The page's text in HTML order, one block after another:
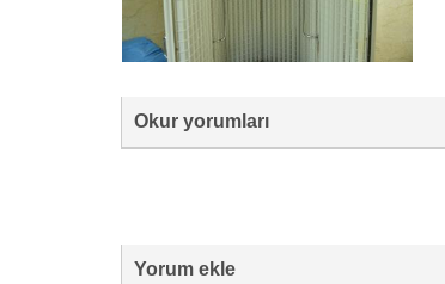
Okur yorumları
Yorum ekle